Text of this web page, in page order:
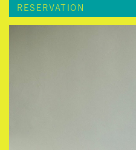
RESERVATION